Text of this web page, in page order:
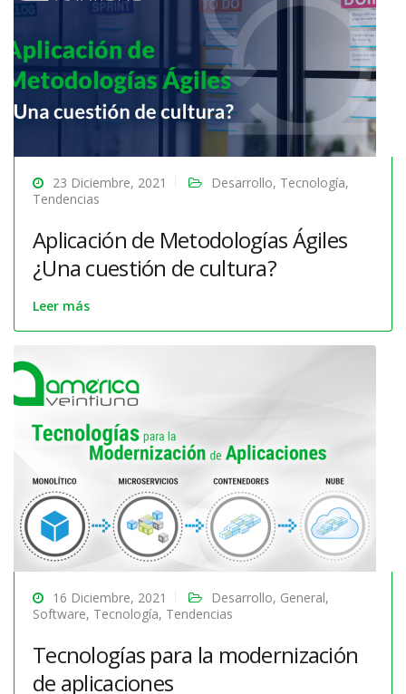
23 Diciembre, 2021 Desarrollo, Tecnología,
Tendencias
Aplicación de Metodologías Ágiles
¿Una cuestión de cultura?
Leer más
16 Diciembre, 2021 Desarrollo, General,
Software, Tecnología, Tendencias
Tecnologías para la modernización
de aplicaciones